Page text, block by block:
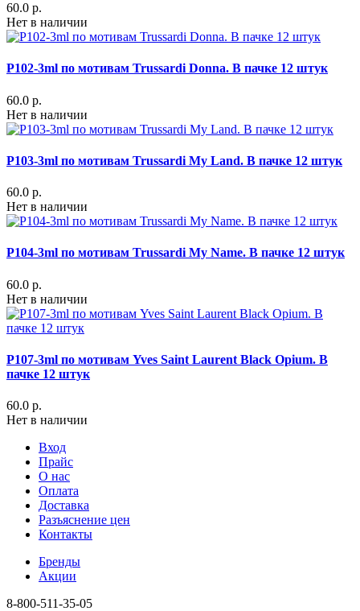
60.0 р.
Нет в наличии
P102-3ml по мотивам Trussardi Donna. В пачке 12 штук
60.0 р.
Нет в наличии
P103-3ml по мотивам Trussardi My Land. В пачке 12 штук
60.0 р.
Нет в наличии
P104-3ml по мотивам Trussardi My Name. В пачке 12 штук
60.0 р.
Нет в наличии
P107-3ml по мотивам Yves Saint Laurent Black Opium. В
пачке 12 штук
60.0 р.
Нет в наличии
Вход
Прайс
О нас
Оплата
Доставка
Разъяснение цен
Контакты
Бренды
Акции
8-800-511-35-05